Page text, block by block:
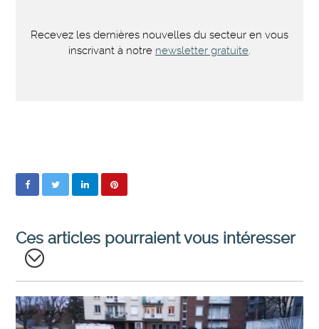
Recevez les dernières nouvelles du secteur en vous
inscrivant à notre newsletter gratuite.
Ces articles pourraient vous intéresser